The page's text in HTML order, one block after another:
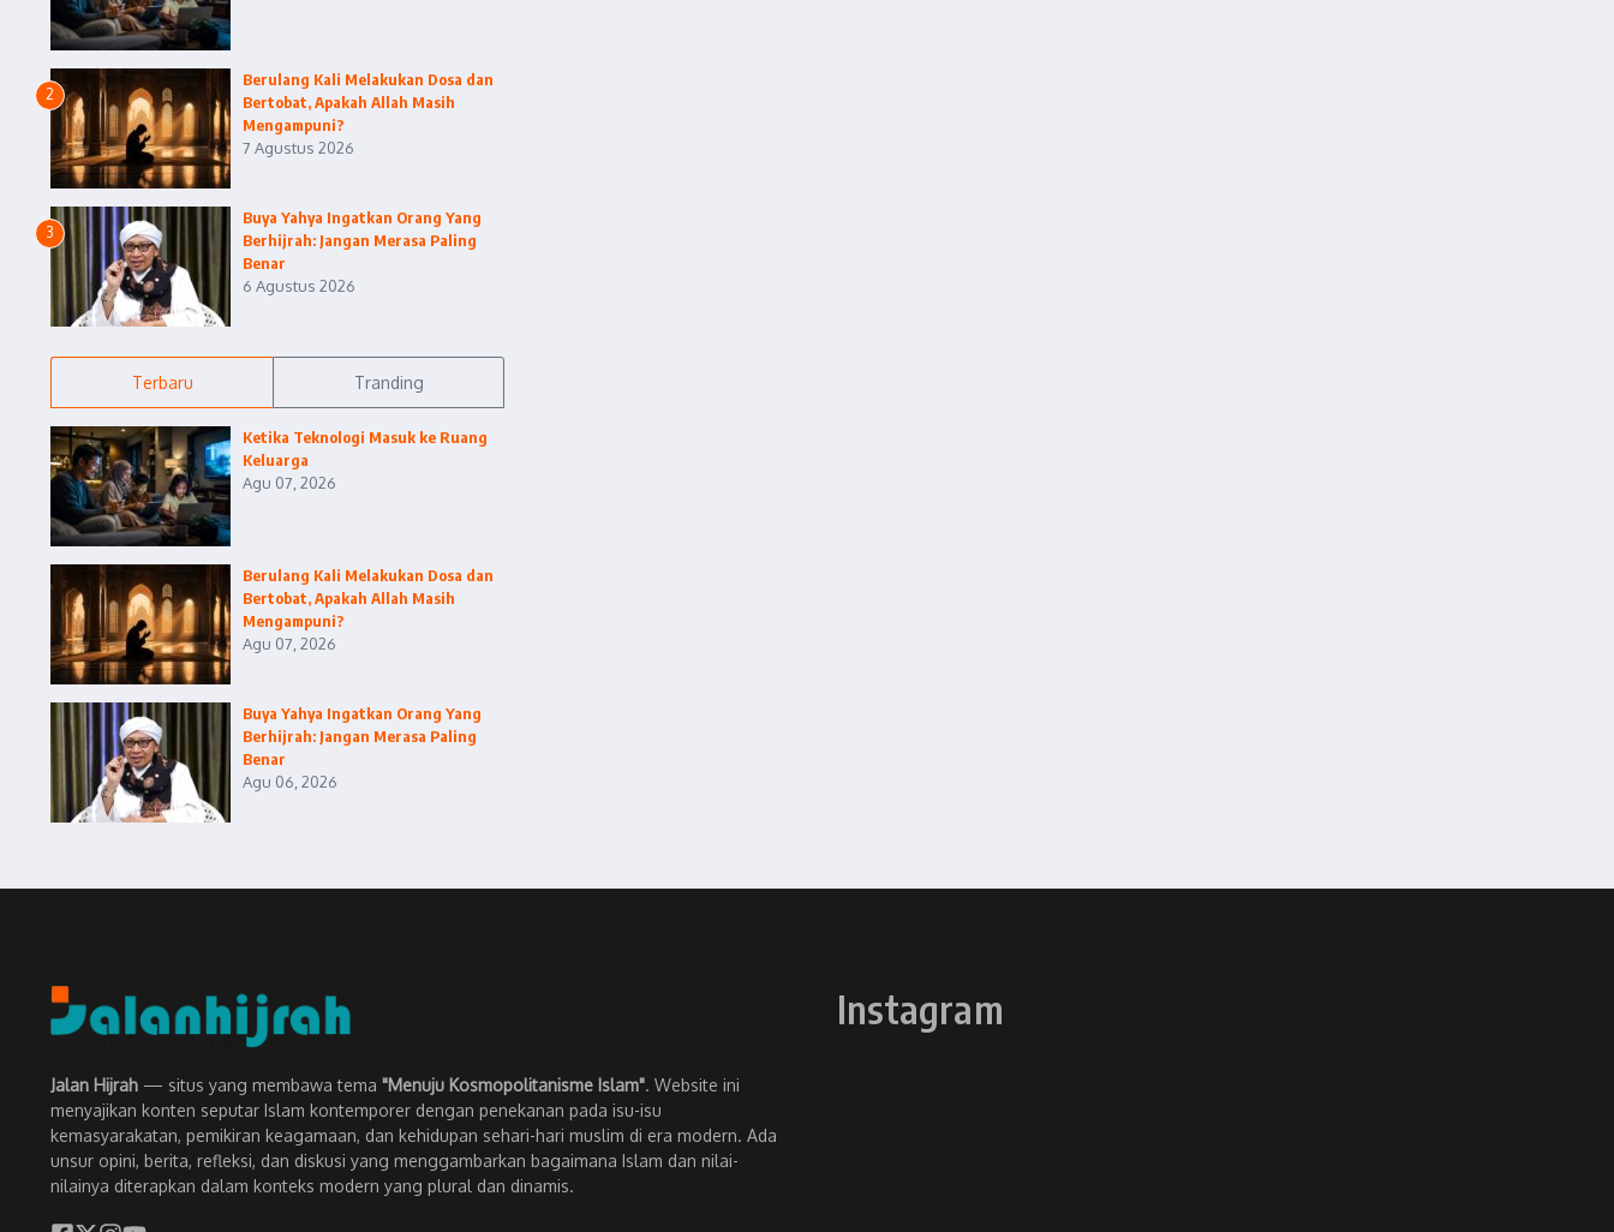
2
Berulang Kali Melakukan Dosa dan
Bertobat, Apakah Allah Masih
Mengampuni?
7 Agustus 2026
3
Buya Yahya Ingatkan Orang Yang
Berhijrah: Jangan Merasa Paling
Benar
6 Agustus 2026
Terbaru Tranding
Ketika Teknologi Masuk ke Ruang
Keluarga
Agu 07, 2026
Berulang Kali Melakukan Dosa dan
Bertobat, Apakah Allah Masih
Mengampuni?
Agu 07, 2026
Buya Yahya Ingatkan Orang Yang
Berhijrah: Jangan Merasa Paling
Benar
Agu 06, 2026
Jalan Hijrah — situs yang membawa tema "Menuju Kosmopolitanisme Islam". Website ini
menyajikan konten seputar Islam kontemporer dengan penekanan pada isu-isu
kemasyarakatan, pemikiran keagamaan, dan kehidupan sehari-hari muslim di era modern. Ada
unsur opini, berita, refleksi, dan diskusi yang menggambarkan bagaimana Islam dan nilai-
nilainya diterapkan dalam konteks modern yang plural dan dinamis.
Instagram